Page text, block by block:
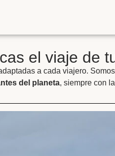
el viaje de
a cada viajero. Somos
del planeta, siempre con